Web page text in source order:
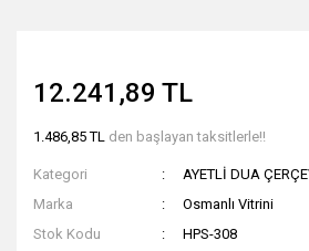
12.241,89 TL
1.486,85 TL den başlayan taksitlerle!!
Kategori
AYETLİ DUA
Marka
Osmanlı Vitrini
Stok Kodu
HPS-308